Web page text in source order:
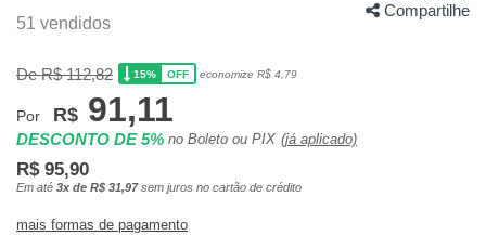
51 vendidos
Compartilhe
De R$ 112,82 15% OFF economize R$ 4,79
Por R$ 91,11
DESCONTO DE 5% no Boleto ou PIX (já aplicado)
R$ 95,90
Em até 3x de R$ 31,97sem juros no cartão de crédito
mais formas de pagamento